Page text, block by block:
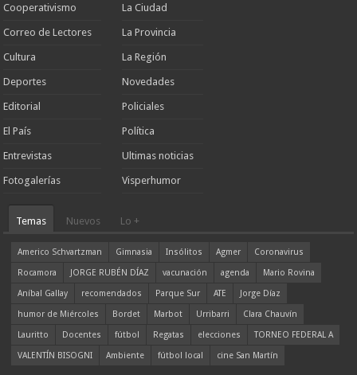
Cooperativismo
Correo de Lectores
Cultura
Deportes
Editorial
El País
Entrevistas
Fotogalerías
La Ciudad
La Provincia
La Región
Novedades
Policiales
Política
Ultimas noticias
Visperhumor
Temas Nuevos Lo +
Americo Schvartzman Gimnasia Insólitos Agmer
Coronavirus
Rocamora
JORGE RUBÉN DÍAZ vacunación agenda
Mario Rovina
Aníbal Gallay
recomendados Parque Sur ATE
Jorge Díaz
humor de Miércoles
Bordet Marbot Urribarri
Clara Chauvín
Lauritto
Docentes fútbol Regatas elecciones
TORNEO FEDERAL A
VALENTÍN BISOGNI
Ambiente fútbol local cine San Martín